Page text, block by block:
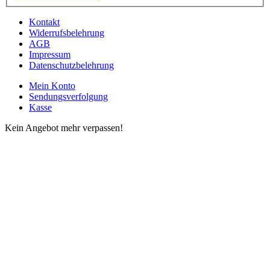
Kontakt
Widerrufsbelehrung
AGB
Impressum
Datenschutzbelehrung
Mein Konto
Sendungsverfolgung
Kasse
Kein Angebot mehr verpassen!